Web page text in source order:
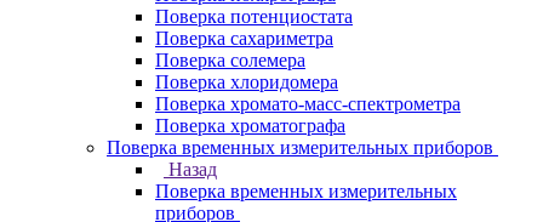
Поверка потенциостата
Поверка сахариметра
Поверка солемера
Поверка хлоридомера
Поверка хромато-масс-спектрометра
Поверка хроматографа
Поверка временных измерительных приборов
Назад
Поверка временных измерительных
приборов